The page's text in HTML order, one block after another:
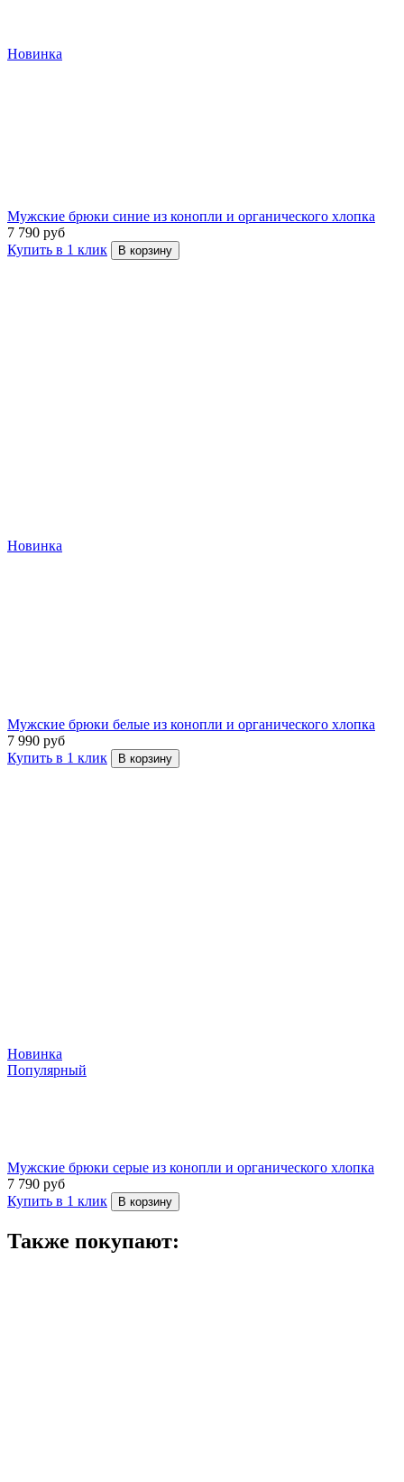
Новинка
Мужские брюки синие из конопли и органического хлопка
7 790 руб
Купить в 1 клик
В корзину
Новинка
Мужские брюки белые из конопли и органического хлопка
7 990 руб
Купить в 1 клик
В корзину
Новинка
Популярный
Мужские брюки серые из конопли и органического хлопка
7 790 руб
Купить в 1 клик
В корзину
Также покупают: